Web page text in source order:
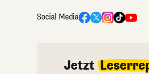
Social Media
Jetzt